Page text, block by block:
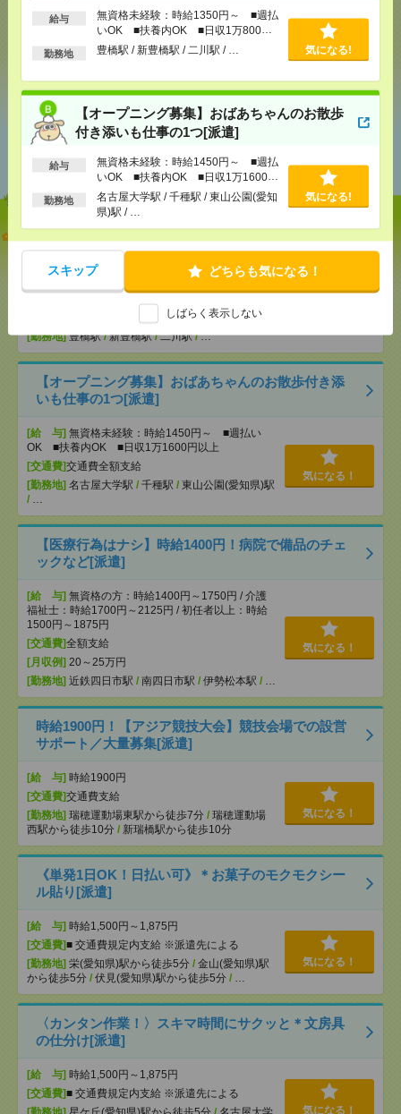
給与
無資格未経験：時給1350円～ ■週払
いOK ■扶養内OK ■日収1万800円
以上
勤務地 豊橋駅 / 新豊橋駅 / 二川駅 / … 気になる!
【オープニング募集】おばあちゃんのお散歩
付き添いも仕事の1つ[派遣]
給与
無資格未経験：時給1450円～ ■週払
いOK ■扶養内OK ■日収1万1600円
以上
勤務地
名古屋大学駅 / 千種駅 / 東山公園(愛知
県)駅 / …
気になる!
スキップ どちらも気になる！
しばらく表示しない
メールで送る LINE
あなたの閲覧履歴からの
おすすめ
志望動機も履歴書も不要！日収1万円～＊未経験OK
交通費全額支給（ガソリン代もOK！）
[勤務地]豊橋駅/新豊橋駅/二川駅/…
【オープニング募集】おばあちゃんのお散歩付き添
いも仕事の1つ[派遣]
[給 与] 無資格未経験：時給1450円～ ■週払い
OK ■扶養内OK ■日収1万1600円以上
[交通費]交通費全額支給
[勤務地] 名古屋大学駅 / 千種駅 / 東山公園(愛知県)駅
/ …
気になる！
【医療行為はナシ】時給1400円！病院で備品のチェ
ックなど[派遣]
[給 与] 無資格の方：時給1400円～1750円 / 介護
福祉士：時給1700円～2125円 / 初任者以上：時給
1500円～1875円
[交通費]全額支給
[月収例] 20～25万円
[勤務地] 近鉄四日市駅 / 南四日市駅 / 伊勢松本駅 / …
気になる！
時給1900円！【アジア競技大会】競技会場での設営
サポート／大量募集[派遣]
[給 与] 時給1900円
[交通費]交通費支給
[勤務地] 瑞穂運動場東駅から徒歩7分 / 瑞穂運動場
西駅から徒歩10分 / 新瑞橋駅から徒歩10分
気になる！
《単発1日OK！日払い可》＊お菓子のモクモクシー
ル貼り[派遣]
[給 与] 時給1,500円～1,875円
[交通費]■ 交通費規定内支給 ※派遣先による
[勤務地] 栄(愛知県)駅から徒歩5分 / 金山(愛知県)駅
から徒歩5分 / 伏見(愛知県)駅から徒歩5分 / …
気になる！
〈カンタン作業！〉スキマ時間にサクッと＊文房具
の仕分け[派遣]
[給 与] 時給1,500円～1,875円
[交通費]■ 交通費規定内支給 ※派遣先による
気になる！